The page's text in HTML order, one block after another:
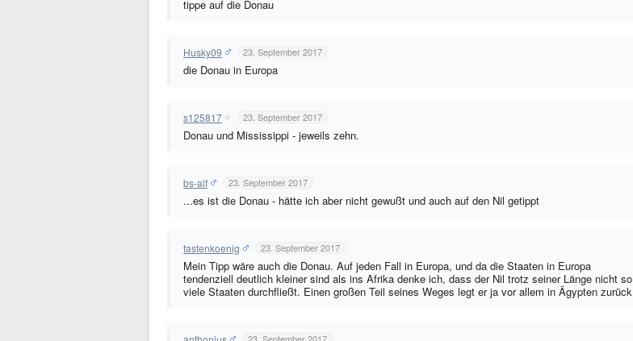
tippe auf die Donau
Husky09 23. September 2017
die Donau in Europa
s125817 23. September 2017
Donau und Mississippi - jeweils zehn.
bs-alf 23. September 2017
...es ist die Donau - hätte ich aber nicht gewußt und auch auf den Nil getippt
tastenkoenig 23. September 2017
Mein Tipp wäre auch die Donau. Auf jeden Fall in Europa, und da die Staaten in Europa
tendenziell deutlich kleiner sind als ins Afrika denke ich, dass der Nil trotz seiner Länge nicht so
viele Staaten durchfließt. Einen großen Teil seines Weges legt er ja vor allem in Ägypten zurück